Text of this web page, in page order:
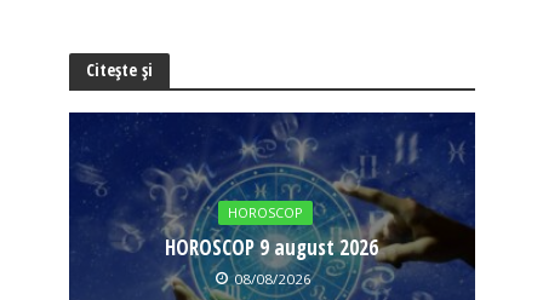
Citește și
HOROSCOP
HOROSCOP 9 august 2026
08/08/2026